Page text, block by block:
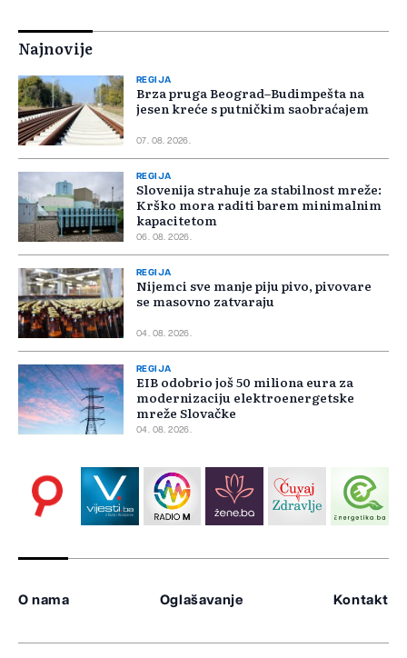
Najnovije
REGIJA
Brza pruga Beograd–Budimpešta na
jesen kreće s putničkim saobraćajem
07. 08. 2026.
REGIJA
Slovenija strahuje za stabilnost mreže:
Krško mora raditi barem minimalnim
kapacitetom
06. 08. 2026.
REGIJA
Nijemci sve manje piju pivo, pivovare
se masovno zatvaraju
04. 08. 2026.
REGIJA
EIB odobrio još 50 miliona eura za
modernizaciju elektroenergetske
mreže Slovačke
04. 08. 2026.
O nama Oglašavanje Kontakt